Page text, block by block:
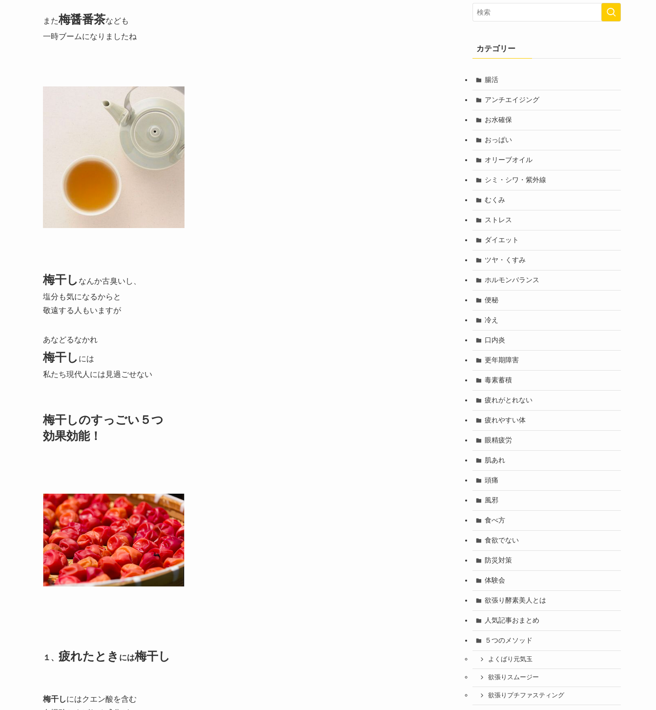
また梅醤番茶なども
一時ブームになりましたね
梅干し なんか古臭いし、
塩分も気になるからと
敬遠する人もいますが
あなどるなかれ
梅干し には
私たち現代人には見過ごせない
梅干しのすっごい５つ
効果効能！
１、 疲れたとき には梅干し
梅干しにはクエン酸を含む
カテゴリー
腸活
アンチエイジング
お水確保
おっぱい
オリーブオイル
シミ・シワ・紫外線
むくみ
ストレス
ダイエット
ツヤ・くすみ
ホルモンバランス
便秘
冷え
口内炎
更年期障害
毒素蓄積
疲れがとれない
疲れやすい体
眼精疲労
肌あれ
頭痛
風邪
食べ方
食欲でない
防災対策
体験会
欲張り酵素美人とは
人気記事おまとめ
５つのメソッド
よくばり元気玉
欲張りスムージー
欲張りプチファスティング